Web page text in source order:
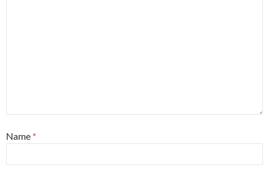
Name *